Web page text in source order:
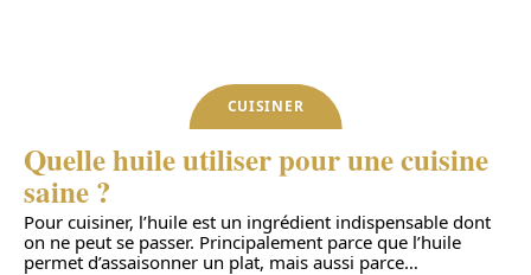
CUISINER
Quelle huile utiliser pour une cuisine
saine ?
Pour cuisiner, l’huile est un ingrédient indispensable dont
on ne peut se passer. Principalement parce que l’huile
permet d’assaisonner un plat, mais aussi parce…